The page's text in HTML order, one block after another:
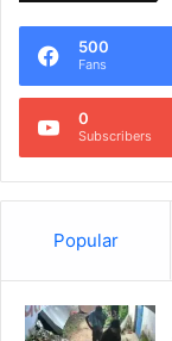
500
Fans
0
Subscribers
Popular